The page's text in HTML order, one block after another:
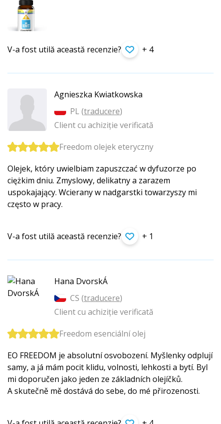
V-a fost utilă această recenzie? + 4
Agnieszka Kwiatkowska
PL (traducere)
Client cu achiziție verificată
Freedom olejek eteryczny
Olejek, który uwielbiam zapuszczać w dyfuzorze po
ciężkim dniu. Zmyslowy, delikatny a zarazem
uspokajający. Wcierany w nadgarstki towarzyszy mi
często w pracy.
V-a fost utilă această recenzie? + 1
Hana DvorskÁ
CS (traducere)
Client cu achiziție verificată
Freedom esenciální olej
EO FREEDOM je absolutní osvobození. Myšlenky odplují
samy, a já mám pocit klidu, volnosti, lehkosti a bytí. Byl
mi doporučen jako jeden ze základních olejíčků.
A skutečně mě dostává do sebe, do mé přirozenosti.